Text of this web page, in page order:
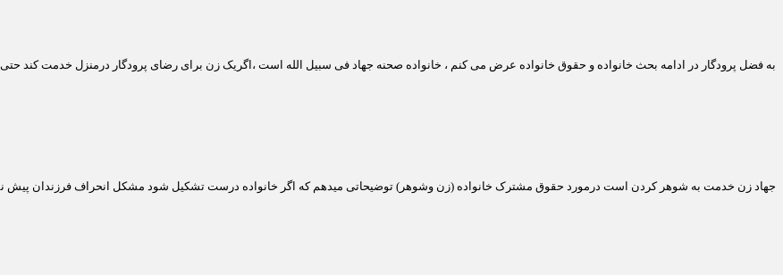
به فضل پرودگار در ادامه بحث خانواده و حقوق خانواده عرض می کنم ، خانواده صحنه جهاد فی سبیل الله است ،اگریک زن برای رضای پرودگار درمنزل خدمت کند
جهاد زن خدمت به شوهر کردن است درمورد حقوق مشترک خانواده (زن وشوهر) توضیحاتی میدهم که اگر خانواده درست تشکیل شود مشکل انحراف فرزندان پیش